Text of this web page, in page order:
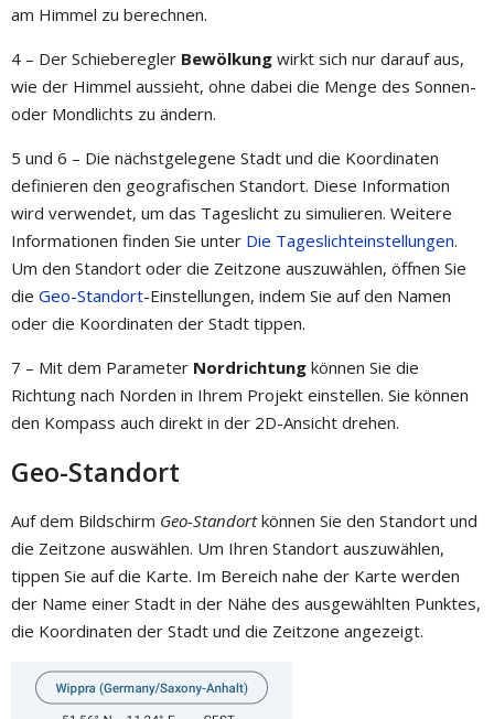
am Himmel zu berechnen.
4 – Der Schieberegler Bewölkung wirkt sich nur darauf aus,
wie der Himmel aussieht, ohne dabei die Menge des Sonnen-
oder Mondlichts zu ändern.
5 und 6 – Die nächstgelegene Stadt und die Koordinaten
definieren den geografischen Standort. Diese Information
wird verwendet, um das Tageslicht zu simulieren. Weitere
Informationen finden Sie unter Die Tageslichteinstellungen.
Um den Standort oder die Zeitzone auszuwählen, öffnen Sie
die Geo-Standort-Einstellungen, indem Sie auf den Namen
oder die Koordinaten der Stadt tippen.
7 – Mit dem Parameter Nordrichtung können Sie die
Richtung nach Norden in Ihrem Projekt einstellen. Sie können
den Kompass auch direkt in der 2D-Ansicht drehen.
Geo-Standort
Auf dem Bildschirm Geo-Standortkönnen Sie den Standort und
die Zeitzone auswählen. Um Ihren Standort auszuwählen,
tippen Sie auf die Karte. Im Bereich nahe der Karte werden
der Name einer Stadt in der Nähe des ausgewählten Punktes,
die Koordinaten der Stadt und die Zeitzone angezeigt.